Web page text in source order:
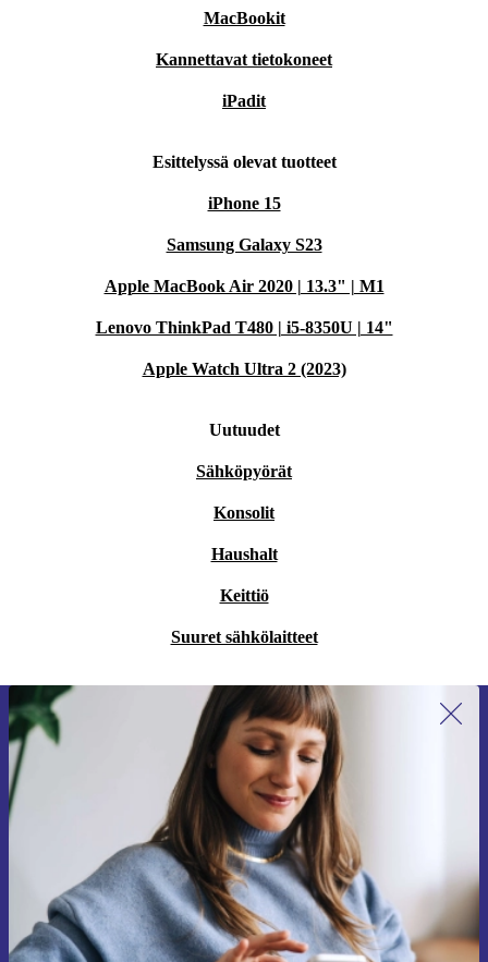
MacBookit
Kannettavat tietokoneet
iPadit
Esittelyssä olevat tuotteet
iPhone 15
Samsung Galaxy S23
Apple MacBook Air 2020 | 13.3" | M1
Lenovo ThinkPad T480 | i5-8350U | 14"
Apple Watch Ultra 2 (2023)
Uutuudet
Sähköpyörät
Konsolit
Haushalt
Keittiö
Suuret sähkölaitteet
Liity ensimmäistä kertaa uutiskirjeen
tilaajaksi ja säästä 15 €!
Älä missaa enää yhtäkään tarjousta.
Pyydä etukuponki
Lisätietoja henkilötietojen käytöstä löydättietosuojaselosteestamme.